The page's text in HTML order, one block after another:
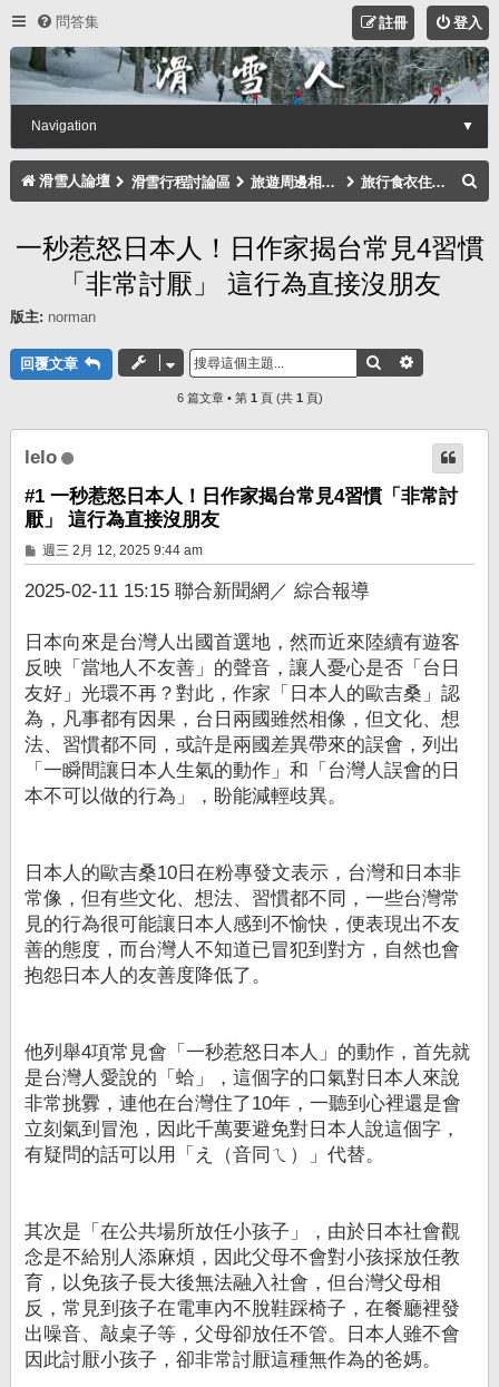
問答集 登入
註冊
Navigation ▼
滑雪人論壇 滑雪行程討論區 旅遊周邊相關注意事項討論區 旅行食衣住行討論區
一秒惹怒日本人！日作家揭台常見4習慣
「非常討厭」 這行為直接沒朋友
版主: norman
回覆文章 搜尋
6 篇文章 • 第 1 頁 (共 1 頁)
lelo
#1 一秒惹怒日本人！日作家揭台常見4習慣「非常討
厭」 這行為直接沒朋友
文
章
週三 2月 12, 2025 9:44 am
2025-02-11 15:15 聯合新聞網／ 綜合報導
日本向來是台灣人出國首選地，然而近來陸續有遊客
反映「當地人不友善」的聲音，讓人憂心是否「台日
友好」光環不再？對此，作家「日本人的歐吉桑」認
為，凡事都有因果，台日兩國雖然相像，但文化、想
法、習慣都不同，或許是兩國差異帶來的誤會，列出
「一瞬間讓日本人生氣的動作」和「台灣人誤會的日
本不可以做的行為」，盼能減輕歧異。
日本人的歐吉桑10日在粉專發文表示，台灣和日本非
常像，但有些文化、想法、習慣都不同，一些台灣常
見的行為很可能讓日本人感到不愉快，便表現出不友
善的態度，而台灣人不知道已冒犯到對方，自然也會
抱怨日本人的友善度降低了。
他列舉4項常見會「一秒惹怒日本人」的動作，首先就
是台灣人愛說的「蛤」，這個字的口氣對日本人來說
非常挑釁，連他在台灣住了10年，一聽到心裡還是會
立刻氣到冒泡，因此千萬要避免對日本人說這個字，
有疑問的話可以用「え（音同ㄟ）」代替。
其次是「在公共場所放任小孩子」，由於日本社會觀
念是不給別人添麻煩，因此父母不會對小孩採放任教
育，以免孩子長大後無法融入社會，但台灣父母相
反，常見到孩子在電車內不脫鞋踩椅子，在餐廳裡發
出噪音、敲桌子等，父母卻放任不管。日本人雖不會
因此討厭小孩子，卻非常討厭這種無作為的爸媽。